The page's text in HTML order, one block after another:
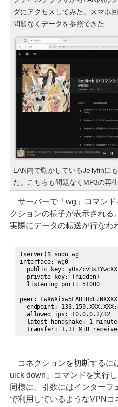
ダにアクセスしてみた。スマホ
問題なくデータを参照できた
LAN内で動かしているJellyfinに
た。こちらも問題なくMP3の再
サーバーで「wg」コマンド
クションの様子が表示される
実際にデータの転送が行なわ
(server)$ sudo wg
interface: wg0
public key:
private key: (hidden)
listening port: 51000
peer:
endpoint:
allowed ips: 10.0.0.2/32
latest handshake: 1
transfer: 1.31 MiB
コネクションを切断するに
uick down」コマンドを実行
同様に、引数にはインターフ
で利用しているようなVPNコ